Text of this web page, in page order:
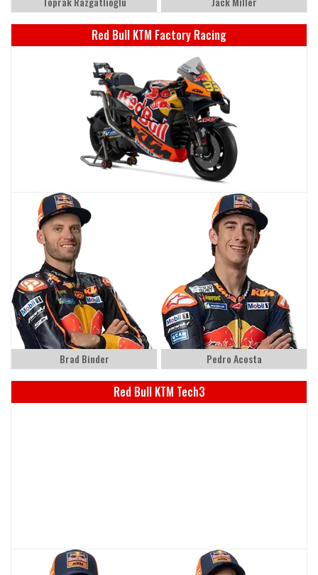
Red Bull KTM Factory Racing
Brad Binder Pedro Acosta
Red Bull KTM Tech3